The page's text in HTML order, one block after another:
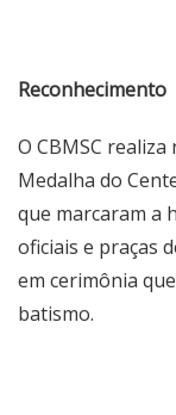
Reconhecimento
O CBMSC
Medalha do
que marcaram a
oficiais e praças
em cerimônia
batismo.